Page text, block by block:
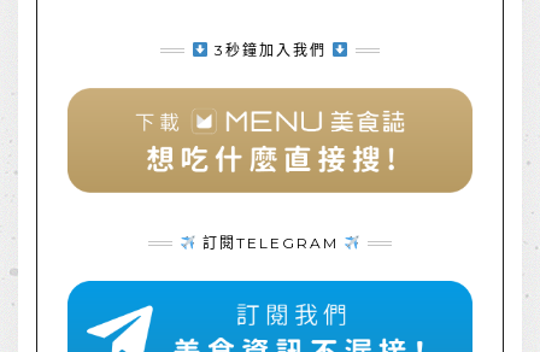
3秒鐘加入我們
訂閱TELEGRAM